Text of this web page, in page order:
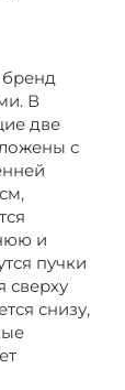
В
две
с
и
пучки
сверху
снизу,